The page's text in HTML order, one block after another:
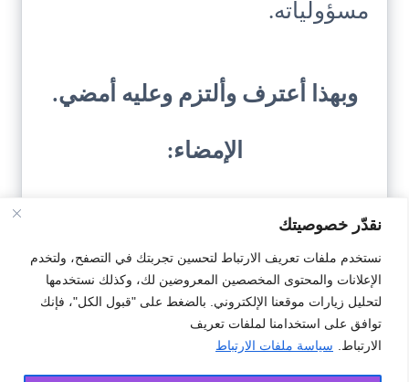
نقدّر خصوصيتك
نستخدم ملفات تعريف الارتباط لتحسين تجربتك في التصفح، ولتخدم
الإعلانات والمحتوى المخصصين المعروضين لك، وكذلك نستخدمها
لتحليل زيارات موقعنا الإلكتروني. بالضغط على "قبول الكل"، فإنك
توافق على استخدامنا لملفات تعريف
الارتباط.
سياسة ملفات الارتباط
مسؤولياته.
وبهذا أعترف وألتزم وعليه أمضي.
الإمضاء:
تحميل النمودج
#التزام #تسليم #مبلع مالي